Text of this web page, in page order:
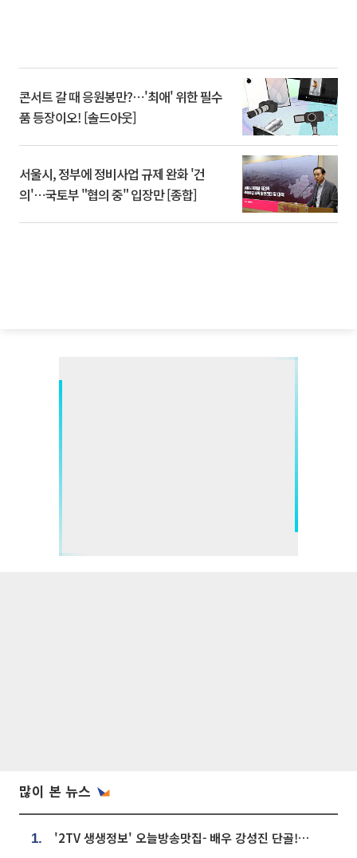
콘서트 갈 때 응원봉만?⋯'최애' 위한 필수
품 등장이오! [솔드아웃]
서울시, 정부에 정비사업 규제 완화 '건
의'⋯국토부 "협의 중" 입장만 [종합]
많이 본 뉴스
1. '2TV 생생정보' 오늘방송맛집- 배우 강성진 단골! 쌀국수ㆍ푸팟퐁 커리 맛집 '블○○○'